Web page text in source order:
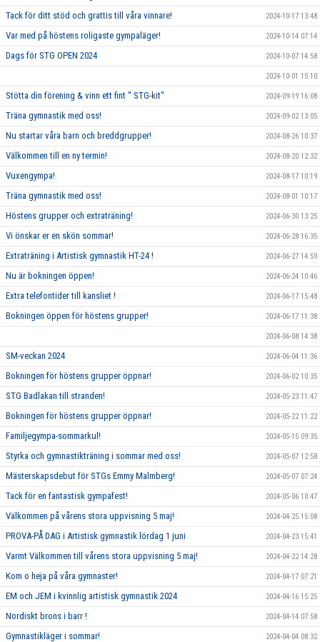
Tack för ditt stöd och grattis till våra vinnare! 2024-10-17 13:48
Var med på höstens roligaste gympaläger! 2024-10-14 07:14
Dags för STG OPEN 2024 2024-10-07 14:58
2024-10-01 15:10
Stötta din förening & vinn ett fint " STG-kit" 2024-09-19 16:08
Träna gymnastik med oss! 2024-09-02 13:05
Nu startar våra barn och breddgrupper! 2024-08-26 10:37
Välkommen till en ny termin! 2024-08-20 12:32
Vuxengympa! 2024-08-17 10:19
Träna gymnastik med oss! 2024-08-01 10:17
Höstens grupper och extraträning! 2024-06-30 13:25
Vi önskar er en skön sommar! 2024-06-28 16:35
Extraträning i Artistisk gymnastik HT-24 ! 2024-06-27 14:59
Nu är bokningen öppen! 2024-06-24 10:46
Extra telefontider till kansliet ! 2024-06-17 15:48
Bokningen öppen för höstens grupper! 2024-06-17 11:38
2024-06-08 14:38
SM-veckan 2024 2024-06-04 11:36
Bokningen för höstens grupper öppnar! 2024-06-02 10:35
STG Badlakan till stranden! 2024-05-23 11:47
Bokningen för höstens grupper öppnar! 2024-05-22 11:22
Familjegympa-sommarkul! 2024-05-15 09:35
Styrka och gymnastikträning i sommar med oss! 2024-05-07 12:58
Mästerskapsdebut för STGs Emmy Malmberg! 2024-05-07 07:24
Tack för en fantastisk gympafest! 2024-05-06 10:47
Välkommen på vårens stora uppvisning 5 maj! 2024-04-25 15:08
PROVA-PÅ DAG i Artistisk gymnastik lördag 1 juni 2024-04-23 15:41
Varmt Välkommen till vårens stora uppvisning 5 maj! 2024-04-22 14:28
Kom o heja på våra gymnaster! 2024-04-17 07:21
EM och JEM i kvinnlig artistisk gymnastik 2024 2024-04-16 15:25
Nordiskt brons i barr ! 2024-04-14 07:58
Gymnastikläger i sommar! 2024-04-04 08:32